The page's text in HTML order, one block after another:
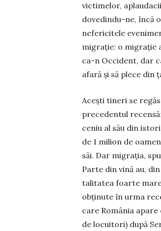
victimelor,
dovedindu-ne, încă
nefericitele
migrație: o migrație
ca-n Occi­dent, dar
afară și să plece din
Acești tineri se
precedentul
ceniu al său din
de 1 milion de
săi. Dar migrația,
Parte din vină au,
talitatea foarte
obținute în urma
care Ro­mânia
de locuitori) după